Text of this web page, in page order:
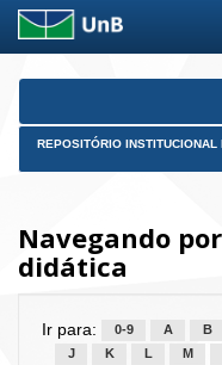
Skip
REPOSITÓRIO INSTITUCIONAL
Navegando
didática
Ir para: 0-9 A B
J
K L M